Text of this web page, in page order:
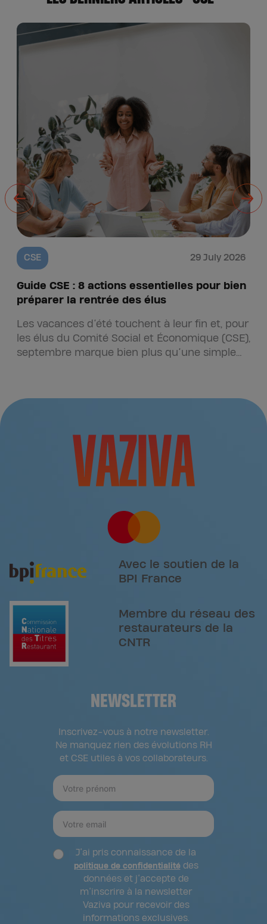
CSE 29 July 2026
Guide CSE : 8 actions essentielles pour bien
préparer la rentrée des élus
Les vacances d’été touchent à leur fin et, pour
les élus du Comité Social et Économique (CSE),
septembre marque bien plus qu’une simple
NEWSLETTER
Inscrivez-vous à notre newsletter.
Ne manquez rien des évolutions RH
et CSE utiles à vos collaborateurs.
J’ai pris connaissance de la
politique de confidentialitédes
données et j’accepte de
m’inscrire à la newsletter
Vaziva pour recevoir des
informations exclusives.
Avec le soutien de la
BPI France
Membre du réseau des
restaurateurs de la
CNTR